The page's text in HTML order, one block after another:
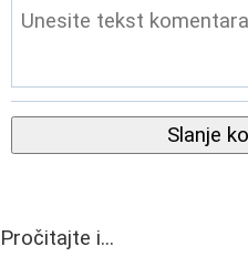
Slanje
Pročitajte i...